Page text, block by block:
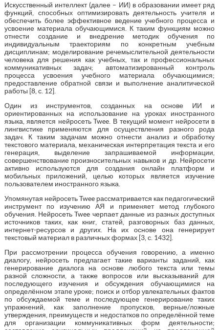
Искусственный интеллект (далее – ИИ) в образовании имеет ряд
функций, способных оптимизировать деятельность учителя и
обеспечить более эффективное ведение учебного процесса и
усвоение материала обучающимися. К таким функциям можно
отнести создание и внедрение методик обучения по
индивидуальным траекториям по конкретным учебным
дисциплинам; моделирование речемыслительной деятельности
человека для решения как учебных, так и профессиональных
коммуникативных задач; автоматизированный контроль
процесса усвоения учебного материала обучающимися;
предоставление обратной связи и выполнение аналитической
работы [8, с. 12].
Один из инструментов, созданных на основе ИИ и
ориентированных на использование на уроках иностранного
языка, является нейросеть Twee. В текущий момент нейросети в
лингвистике применяются для осуществления разного рода
задач. К таким задачам можно отнести анализ и обработку
текстового материала, механическая интерпретация текста и его
генерация, выделение запрашиваемой информации,
совершенствование произносительных навыков и др. Нейросети
активно используются для создания онлайн платформ и
мобильных приложений, целью которых является изучение
пользователем иностранного языка.
Упомянутая нейросеть Twee рассматривается как педагогический
инструмент по изучению АЯ и применяет метод глубокого
обучения. Нейросеть Twee черпает данные из разных доступных
источников таких, как книг, статей, разговорных баз данных,
интернет-ресурсов и других. На их основе она генерирует
текстовый материал в различных формах [3, с. 1432].
При рассмотрении процесса обучения говорению, а именно
диалогу, нейросеть предлагает такие варианты заданий, как
генерирование диалога на основе любого текста или темы
разной сложности, а также вопросов или высказываний для
последующего изучения и обсуждения обучающимися на
определённом этапе уроке; поиск и отбор увлекательных фактов
по обсуждаемой теме и последующее генерирование таких
упражнений, как заполнение пропусков, верные/ложные
утверждения, преимуществ и недостатков по определённой теме
для организации коммуникативных форм деятельности;